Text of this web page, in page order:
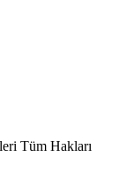
Tüm Hakları